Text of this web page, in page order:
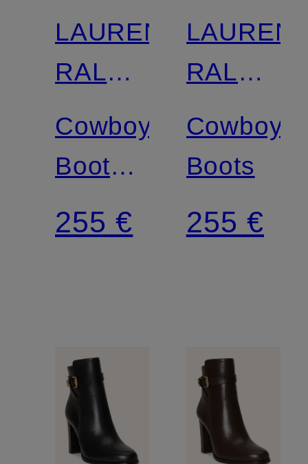
LAUREN
RALPH
LAUREN
Cowboy
Boots
HARPHER
255 €
LAUREN
RALPH
LAUREN
Cowboy
Boots
255 €